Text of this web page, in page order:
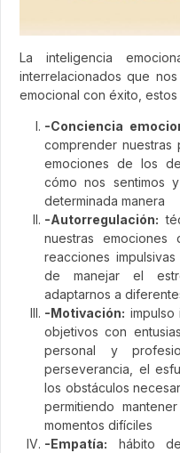
La inteligencia
interrelacionados que
emocional con éxito, estos
-Conciencia
comprender nuestras
emociones de los
cómo nos sentimos
determinada manera
-Autorregulación:
nuestras emociones
reacciones
de manejar el
adaptarnos a
-Motivación:
objetivos con
personal y
perseverancia, el
los obstáculos
permitiendo
momentos difíciles
-Empatía: hábito